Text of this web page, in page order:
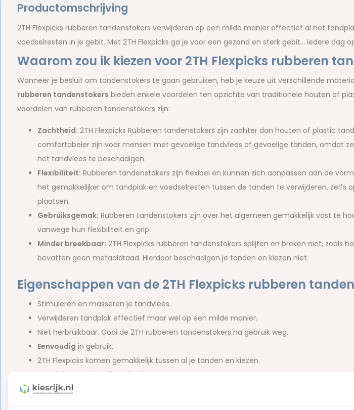
Productomschrijving
2TH Flexpicks rubberen tandenstokers verwijderen op een milde manier effectief al het
voedselresten in je gebit. Met 2TH Flexpicks ga je voor een gezond en sterk gebit… iedere dag
Waarom zou ik kiezen voor 2TH Flexpicks rubberen
Wanneer je besluit om tandenstokers te gaan gebruiken, heb je keuze uit verschillende
rubberen tandenstokers bieden enkele voordelen ten opzichte van traditionele houten of
voordelen van rubberen tandenstokers zijn:
Zachtheid: 2TH Flexpicks Rubberen tandenstokers zijn zachter dan houten of plastic
comfortabeler zijn voor mensen met gevoelige tandvlees of gevoelige tanden, omdat
het tandvlees te beschadigen.
Flexibiliteit: Rubberen tandenstokers zijn flexibel en kunnen zich aanpassen aan de
het gemakkelijker om tandplak en voedselresten tussen de tanden te verwijderen, zelfs
plaatsen.
Gebruiksgemak: Rubberen tandenstokers zijn over het algemeen gemakkelijk vast te
vanwege hun flexibiliteit en grip.
Minder breekbaar: 2TH Flexpicks rubberen tandenstokers splijten en breken niet, zoals
bevatten geen metaaldraad. Hierdoor beschadigen je tanden en kiezen niet.
Eigenschappen van de 2TH Flexpicks rubberen
Stimuleren en masseren je tandvlees.
Verwijderen tandplak effectief maar wel op een milde manier.
Niet herbruikbaar. Gooi de 2TH rubberen tandenstokers na gebruik weg.
Eenvoudig in gebruik.
2TH Flexpicks komen gemakkelijk tussen al je tanden en kiezen.
Geschikt voor dagelijks gebruik.
Ter voorkoming van gebitsproblemen, zoals tandvleesontsteking en een slechte adem.